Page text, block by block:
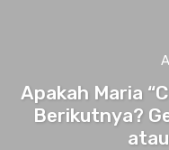
Apakah Maria
Berikutnya?